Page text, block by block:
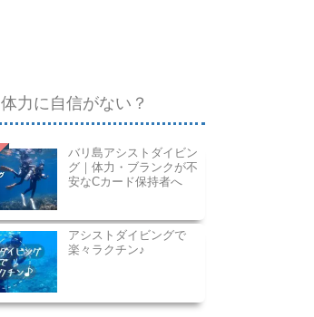
体力に自信がない？
バリ島アシストダイビン
グ｜体力・ブランクが不
安なCカード保持者へ
アシストダイビングで
楽々ラクチン♪